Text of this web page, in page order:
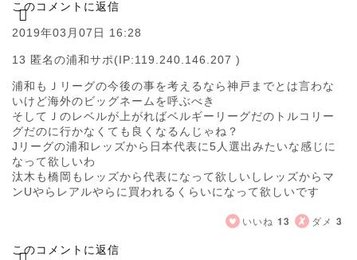
このコメントに返信
2019年03月07日 16:28
13 匿名の浦和サポ(IP:119.240.146.207 )
浦和もＪリーグの今後の事を考えるなら神戸までとは言わな
いけど海外のビッグネームを呼ぶべき
そしてＪのレベルが上がればベルギーリーグだのトルコリー
グだのに行かなくても良くなるんじゃね？
Jリーグの浦和レッズから日本代表に5人選出みたいな感じに
なって欲しいわ
汰木も橋岡もレッズから代表になって欲しいしレッズからマ
ンUやらレアルやらに買われるくらいになって欲しいです
いいね 13 ダメ 3
このコメントに返信